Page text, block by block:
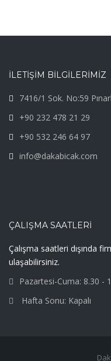
İLETİŞİM BİLGİLERİMİZ
7416/1 Sok. No:59
+90 232 478 21 29
+90 532 246 64 97
info@dakabicak.com
ÇALIŞMA SAATLERI
Çalışma saatleri dışında
ulaşabilirsiniz.
Pazartesi-Cuma: 8.30 -
Hafta Sonu: Kapalı